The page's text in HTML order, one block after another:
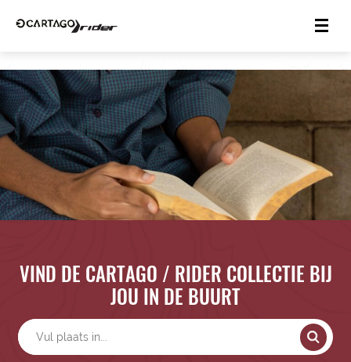
VIND DE CARTAGO / RIDER COLLECTIE BIJ
JOU IN DE BUURT